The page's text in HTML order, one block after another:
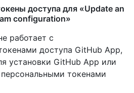
доступа для «Update an
configuration»
работает с
доступа GitHub App,
установки GitHub App или
токенами